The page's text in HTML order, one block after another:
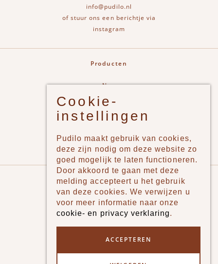
info@pudilo.nl
of stuur ons een berichtje via
instagram
Producten
New
Jongens
Meisjes
Merken
Pudilo
Over ons
Algemene voorwaarden
Cookie-
instellingen
Pudilo maakt gebruik van cookies,
deze zijn nodig om deze website zo
goed mogelijk te laten functioneren.
Door akkoord te gaan met deze
melding accepteert u het gebruik
van deze cookies. We verwijzen u
voor meer informatie naar onze
cookie- en privacy verklaring.
ACCEPTEREN